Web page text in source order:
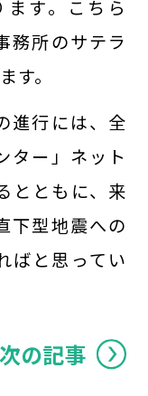
す。こちら
務所のサテラ
す。
進行には、全
ター」ネット
とともに、来
下型地震への
ばと思ってい
次の記事